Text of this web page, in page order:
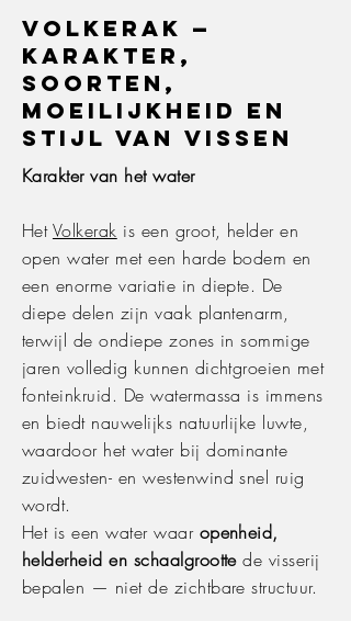
Volkerak —
karakter,
soorten,
moeilijkheid en
stijl van vissen
Karakter van het water
HetVolkerak is een groot, helder en
open water met een harde bodem en
een enorme variatie in diepte. De
diepe delen zijn vaak plantenarm,
terwijl de ondiepe zones in sommige
jaren volledig kunnen dichtgroeien met
fonteinkruid. De watermassa is immens
en biedt nauwelijks natuurlijke luwte,
waardoor het water bij dominante
zuidwesten- en westenwind snel ruig
wordt.
Het is een water waar openheid,
helderheid en schaalgroottede visserij
bepalen — niet de zichtbare structuur.